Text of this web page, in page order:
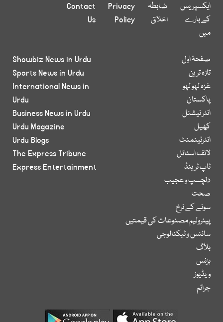
ایکسپریس
کے بارے
میں
ضابطہ
اخلاق
Privacy
Policy
Contact
Us
صفحۂ اول
تازہ ترین
غزہ لہو لہو
پاکستان
انٹر نیشنل
کھیل
انٹرٹینمنٹ
لائف اسٹائل
ٹاپ ٹرینڈ
دلچسپ و عجیب
صحت
سونے کے نرخ
پیٹرولیم مصنوعات کی قیمتیں
سائنس و ٹیکنالوجی
بلاگ
بزنس
ویڈیوز
جرائم
Showbiz News in Urdu
Sports News in Urdu
International News in
Urdu
Business News in Urdu
Urdu Magazine
Urdu Blogs
The Express Tribune
Express Entertainment